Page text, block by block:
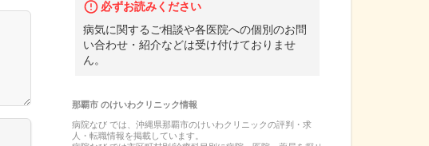
必ずお読みください
病気に関するご相談や各医院への個別のお問
い合わせ・紹介などは受け付けておりませ
ん。
那覇市のけいわクリニック情報
病院なび では、 沖縄県那覇市のけいわクリニックの評判・求
人・転職情報を掲載しています。